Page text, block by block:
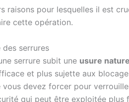
raisons pour lesquelles il est
cette opération.
des serrures
serrure subit une usure
et plus sujette aux
vous devez forcer pour
qui peut être exploitée